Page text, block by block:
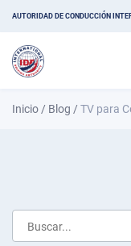
AUTORIDAD DE CONDUCCIÓN
Inicio / Blog /TV para